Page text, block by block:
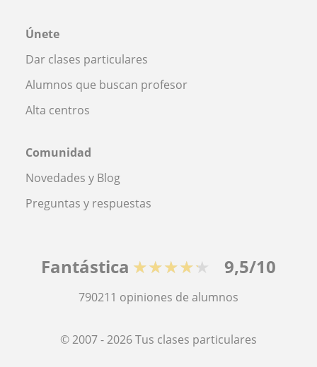
Únete
Dar clases particulares
Alumnos que buscan profesor
Alta centros
Comunidad
Novedades y Blog
Preguntas y respuestas
Fantástica ★★★★★ 9,5/10
790211 opiniones de alumnos
© 2007 - 2026 Tus clases particulares